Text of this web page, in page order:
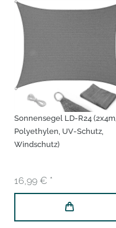
Sonnensegel LD-R24 (2x4m,
Polyethylen, UV-Schutz,
Windschutz)
16,99 € *